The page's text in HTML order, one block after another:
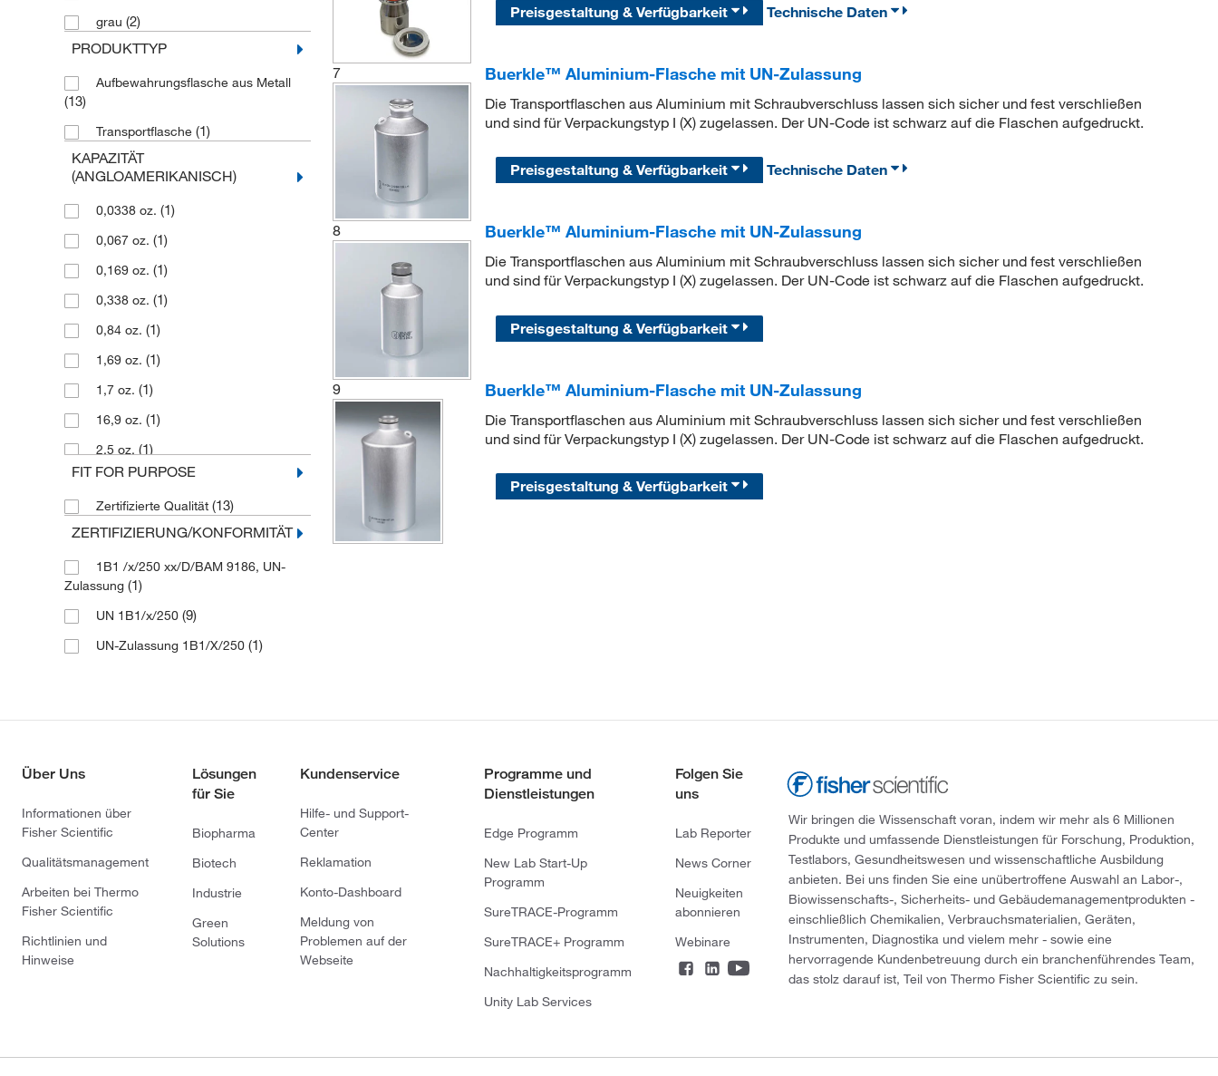
50 mL(1)
500 ml (1)
500 ml(1)
5600mL(1)
60 ml(1)
600 ml
75 L
grau (2)
PRODUKTTYP
Aufbewahrungsflasche aus Metall
(13)
Transportflasche (1)
KAPAZITÄT
(ANGLOAMERIKANISCH)
0,0338 oz. (1)
0,067 oz. (1)
0,169 oz. (1)
0,338 oz. (1)
0,84 oz. (1)
1,69 oz. (1)
1,7 oz. (1)
16,9 oz. (1)
2,5 oz. (1)
26,4 gal.(1)
3,38 oz.(1)
3,4 oz.(1)
33,8 oz.(1)
FIT FOR PURPOSE
Zertifizierte Qualität (13)
ZERTIFIZIERUNG/KONFORMITÄT
1B1 /x/250 xx/D/BAM 9186, UN-
Zulassung (1)
UN 1B1/x/250 (9)
UN-Zulassung 1B1/X/250 (1)
Preisgestaltung & Verfügbarkeit Technische Daten
7 Buerkle™ Aluminium-Flasche mit UN-Zulassung
Die Transportflaschen aus Aluminium mit Schraubverschluss lassen sich sicher und fest verschließen
und sind für Verpackungstyp I (X) zugelassen. Der UN-Code ist schwarz auf die Flaschen aufgedruckt.
Preisgestaltung & Verfügbarkeit Technische Daten
8 Buerkle™ Aluminium-Flasche mit UN-Zulassung
Die Transportflaschen aus Aluminium mit Schraubverschluss lassen sich sicher und fest verschließen
und sind für Verpackungstyp I (X) zugelassen. Der UN-Code ist schwarz auf die Flaschen aufgedruckt.
Preisgestaltung & Verfügbarkeit
9 Buerkle™ Aluminium-Flasche mit UN-Zulassung
Die Transportflaschen aus Aluminium mit Schraubverschluss lassen sich sicher und fest verschließen
und sind für Verpackungstyp I (X) zugelassen. Der UN-Code ist schwarz auf die Flaschen aufgedruckt.
Preisgestaltung & Verfügbarkeit
Über Uns
Informationen über
Fisher Scientific
Qualitätsmanagement
Arbeiten bei Thermo
Fisher Scientific
Richtlinien und
Hinweise
Lösungen
für Sie
Biopharma
Biotech
Industrie
Green
Solutions
Kundenservice
Hilfe- und Support-
Center
Reklamation
Konto-Dashboard
Meldung von
Problemen auf der
Webseite
Programme und
Dienstleistungen
Edge Programm
New Lab Start-Up
Programm
SureTRACE-Programm
SureTRACE+ Programm
Nachhaltigkeitsprogramm
Unity Lab Services
Folgen Sie
uns
Lab Reporter
News Corner
Neuigkeiten
abonnieren
Webinare
Wir bringen die Wissenschaft voran, indem wir mehr als 6 Millionen
Produkte und umfassende Dienstleistungen für Forschung, Produktion,
Testlabors, Gesundheitswesen und wissenschaftliche Ausbildung
anbieten. Bei uns finden Sie eine unübertroffene Auswahl an Labor-,
Biowissenschafts-, Sicherheits- und Gebäudemanagementprodukten -
einschließlich Chemikalien, Verbrauchsmaterialien, Geräten,
Instrumenten, Diagnostika und vielem mehr - sowie eine
hervorragende Kundenbetreuung durch ein branchenführendes Team,
das stolz darauf ist, Teil von Thermo Fisher Scientific zu sein.